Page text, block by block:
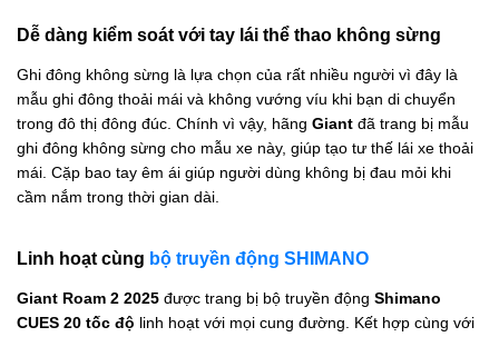
Dễ dàng kiểm soát với tay lái thể thao không sừng
Ghi đông không sừng là lựa chọn của rất nhiều người vì đây là
mẫu ghi đông thoải mái và không vướng víu khi bạn di chuyển
trong đô thị đông đúc. Chính vì vậy, hãng Giant đã trang bị mẫu
ghi đông không sừng cho mẫu xe này, giúp tạo tư thế lái xe thoải
mái. Cặp bao tay êm ái giúp người dùng không bị đau mỏi khi
cầm nắm trong thời gian dài.
Linh hoạt cùng bộ truyền động SHIMANO
Giant Roam 2 2025 được trang bị bộ truyền động Shimano
CUES 20 tốc độ linh hoạt với mọi cung đường. Kết hợp cùng với